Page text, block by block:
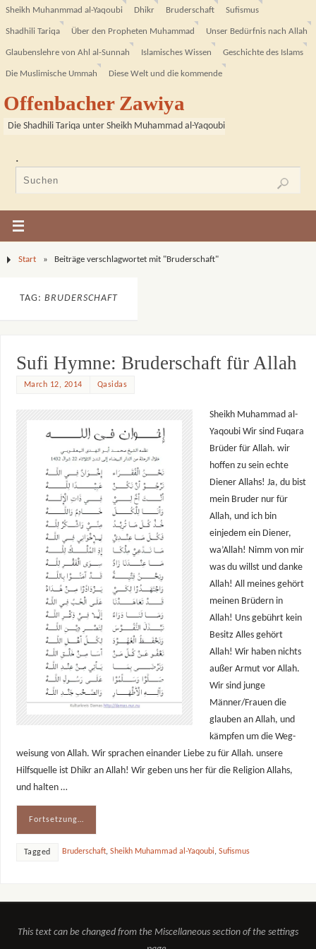
Sheikh Muhanmmad al-Yaqoubi Dhikr Bruderschaft Sufismus
Shadhili Tariqa Über den Propheten Muhammad Unser Bedürfnis nach Allah
Glaubenslehre von Ahl al-Sunnah Islamisches Wissen Geschichte des Islams
Die Muslimische Ummah Diese Welt und die kommende
Offenbacher Zawiya
Die Shadhili Tariqa unter Sheikh Muhammad al-Yaqoubi
.
Start » Beiträge verschlagwortet mit "Bruderschaft"
TAG: BRUDERSCHAFT
Sufi Hymne: Bruderschaft für Allah
March 12, 2014 Qasidas
Sheikh Muhammad al-
Yaqoubi Wir sind Fuqara
Brüder für Allah. wir
hoffen zu sein echte
Diener Allahs! Ja, du bist
mein Bruder nur für
Allah, und ich bin
einjedem ein Diener,
wa’Allah! Nimm von mir
was du willst und danke
Allah! All meines gehört
meinen Brüdern in
Allah! Uns gebührt kein
Besitz Alles gehört
Allah! Wir haben nichts
außer Armut vor Allah.
Wir sind junge
Männer/Frauen die
glauben an Allah, und
kämpfen um die Weg-
weisung von Allah. Wir sprachen einander Liebe zu für Allah. unsere
Hilfsquelle ist Dhikr an Allah! Wir geben uns her für die Religion Allahs,
und halten …
Fortsetzung…
Tagged Bruderschaft, Sheikh Muhammad al-Yaqoubi, Sufismus
This text can be changed from the Miscellaneous section of the settings